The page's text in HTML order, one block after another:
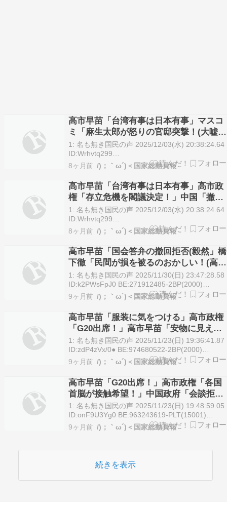
高市早苗「台湾有事は日本有事」マスコ
ミ「麻生太郎が怒りの官邸突撃！(大嘘」
麻生太郎「台湾有事の答弁問題なし！」
麻生太郎「大変喜ばしい(高市政権の対応
絶賛」→
1: 名も無き国民の声 2025/12/03(水) 20:38:24.64
ID:Wrhvtq299
https://ai.2ch.sc/test/read.cgi/newsplus/
名も無き国民の声 2025/12/03(水) 21:11:26.0…
8ヶ月前 /)；｀ω´)＜国家総動員報
高市早苗「台湾有事は日本有事」高市政
権「存立危機を閣議決定！」中国「撤回
要求！」高市政権「拒絶！」麻生太郎
「中国に批判を言われるくらいで丁度い
い(絶賛」→
1: 名も無き国民の声 2025/12/03(水) 20:38:24.64
ID:Wrhvtq299
https://ai.2ch.sc/test/read.cgi/newsplus/
名も無き国民の声 2025/12/03(水) 20:39:03.54…
8ヶ月前 /)；｀ω´)＜国家総動員報
高市早苗「国会答弁の撤回拒否(毅然」橋
下徹「民間が損を被るのおかしい！(高市
批判」原田優美「損失痛い(元中国人」一
条龍「大打撃(日本で中国人が中国人に商
売」→
1: 名も無き国民の声 2025/11/30(日) 23:47:28.58
ID:k2PWsFpJ0 BE:271912485-2BP(2000)
https://hayabusa3.2ch.sc/test/read.cgi/news/
01: 名も無き国民…
9ヶ月前 /)；｀ω´)＜国家総動員報
高市早苗「服装に気をつける」高市政権
「G20出席！」高市早苗「安物に見えな
い服を選ぶ」X民「いいね！」謎の勢力
「官邸前抗議！(日本語に見えない文字を
書く」→
1: 名も無き国民の声 2025/11/23(日) 19:36:41.87
ID:zdP4zVx/0● BE:974680522-2BP(2000)
https://hayabusa3.2ch.sc/test/read.cgi/news/
01: 名も無き国…
9ヶ月前 /)；｀ω´)＜国家総動員報
高市早苗「G20出席！」高市政権「各国
首脳が接触希望！」中国政府「会談拒
否！」高市早苗「李強首相と会話なし」
王毅「ﾚｯﾄﾞﾗｲﾝ越えた！」中国「実質戦
争状態！」→
1: 名も無き国民の声 2025/11/23(日) 19:48:59.05
ID:onF9U3Yg0 BE:963243619-PLT(15001)
https://hayabusa3.2ch.sc/test/read.cgi/news/
01: 名も無き国…
9ヶ月前 /)；｀ω´)＜国家総動員報
続きを表示